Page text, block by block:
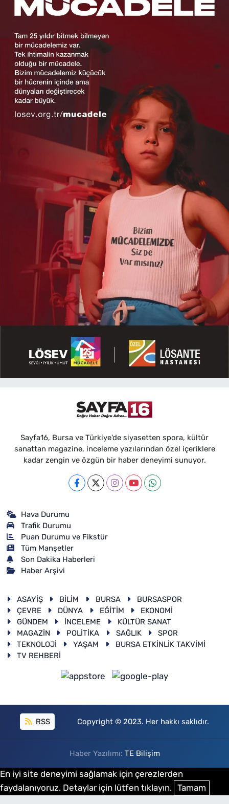
Sayfa16, Bursa ve Türkiye'de siyasetten spora, kültür
sanattan magazine, inceleme yazılarından özel içeriklere
kadar zengin ve özgün bir haber deneyimi sunuyor.
Hava Durumu
Trafik Durumu
Puan Durumu ve Fikstür
Tüm Manşetler
Son Dakika Haberleri
Haber Arşivi
ASAYİŞ BİLİM BURSA
BURSASPOR
ÇEVRE
DÜNYA EĞİTİM
EKONOMİ
GÜNDEM
İNCELEME
KÜLTÜR SANAT
MAGAZİN
POLİTİKA SAĞLIK
SPOR
TEKNOLOJİ
YAŞAM
BURSA ETKİNLİK TAKVİMİ
TV REHBERİ
RSS Copyright © 2023. Her hakkı saklıdır.
Haber Yazılımı: TE Bilişim
En iyi site deneyimi sağlamak için çerezlerden
faydalanıyoruz. Detaylar için lütfen tıklayın. Tamam